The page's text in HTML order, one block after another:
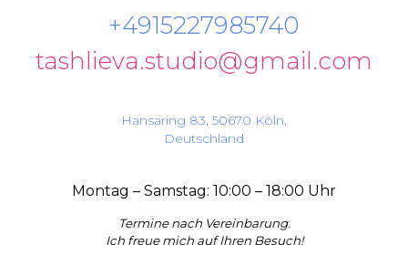
+4915227985740
tashlieva.studio@gmail.com
Hansaring 83, 50670 Köln,
Deutschland
Montag – Samstag: 10:00 – 18:00 Uhr
Termine nach Vereinbarung.
Ich freue mich auf Ihren Besuch!